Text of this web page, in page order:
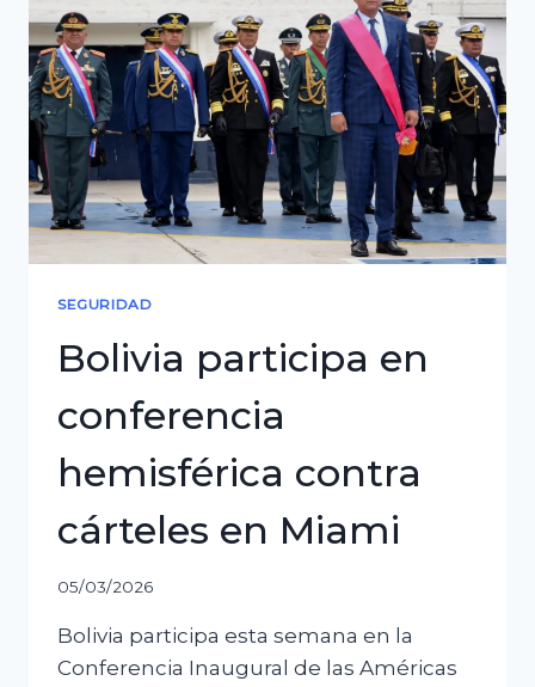
sin
justificar,
rebeldía
y
orden
de
captura
SEGURIDAD
Bolivia participa en
conferencia
hemisférica contra
cárteles en Miami
05/03/2026
Bolivia participa esta semana en la
Conferencia Inaugural de las Américas